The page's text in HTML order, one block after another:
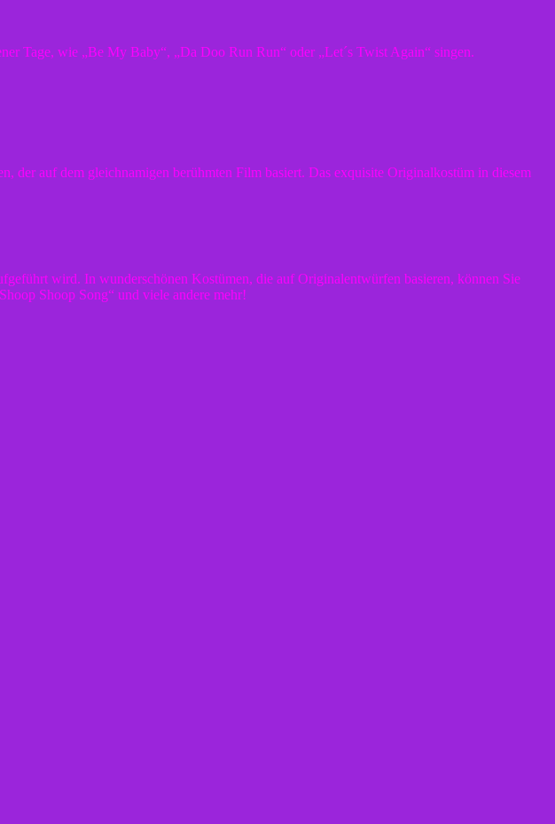
Tage, wie „Be My Baby“, „Da Doo Run Run“ oder „Let´s Twist Again“ singen.
auf dem gleichnamigen berühmten Film basiert. Das exquisite Originalkostüm in diesem
wird. In wunderschönen Kostümen, die auf Originalentwürfen basieren, können Sie
Shoop Song“ und viele andere mehr!